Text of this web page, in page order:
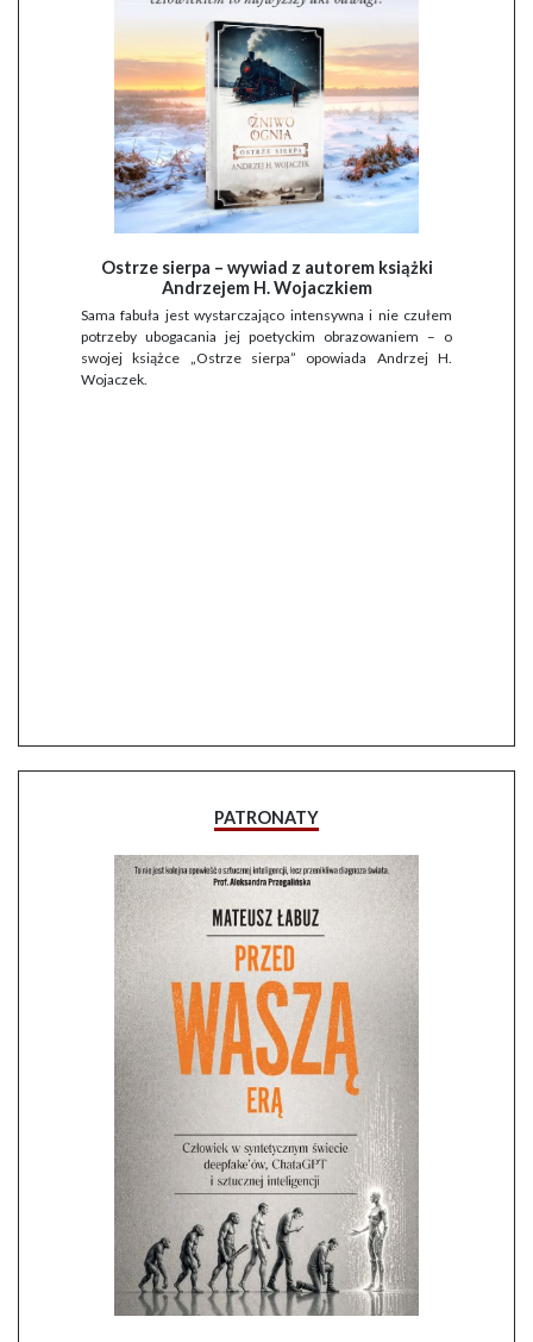
Ostrze sierpa – wywiad z autorem książki
Andrzejem H. Wojaczkiem
Sama fabuła jest wystarczająco intensywna i nie czułem
potrzeby ubogacania jej poetyckim obrazowaniem – o
swojej książce „Ostrze sierpa” opowiada Andrzej H.
Wojaczek.
PATRONATY